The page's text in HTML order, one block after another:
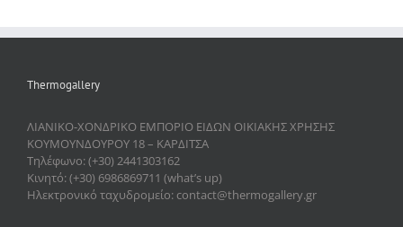
Thermogallery
ΛΙΑΝΙΚΟ-ΧΟΝΔΡΙΚΟ ΕΜΠΟΡΙΟ ΕΙΔΩΝ ΟΙΚΙΑΚΗΣ ΧΡΗΣΗΣ
ΚΟΥΜΟΥΝΔΟΥΡΟΥ 18 – ΚΑΡΔΙΤΣΑ
Τηλέφωνο: (+30) 2441303162
Κινητό: (+30) 6986869711 (what’s up)
Ηλεκτρονικό ταχυδρομείο: contact@thermogallery.gr